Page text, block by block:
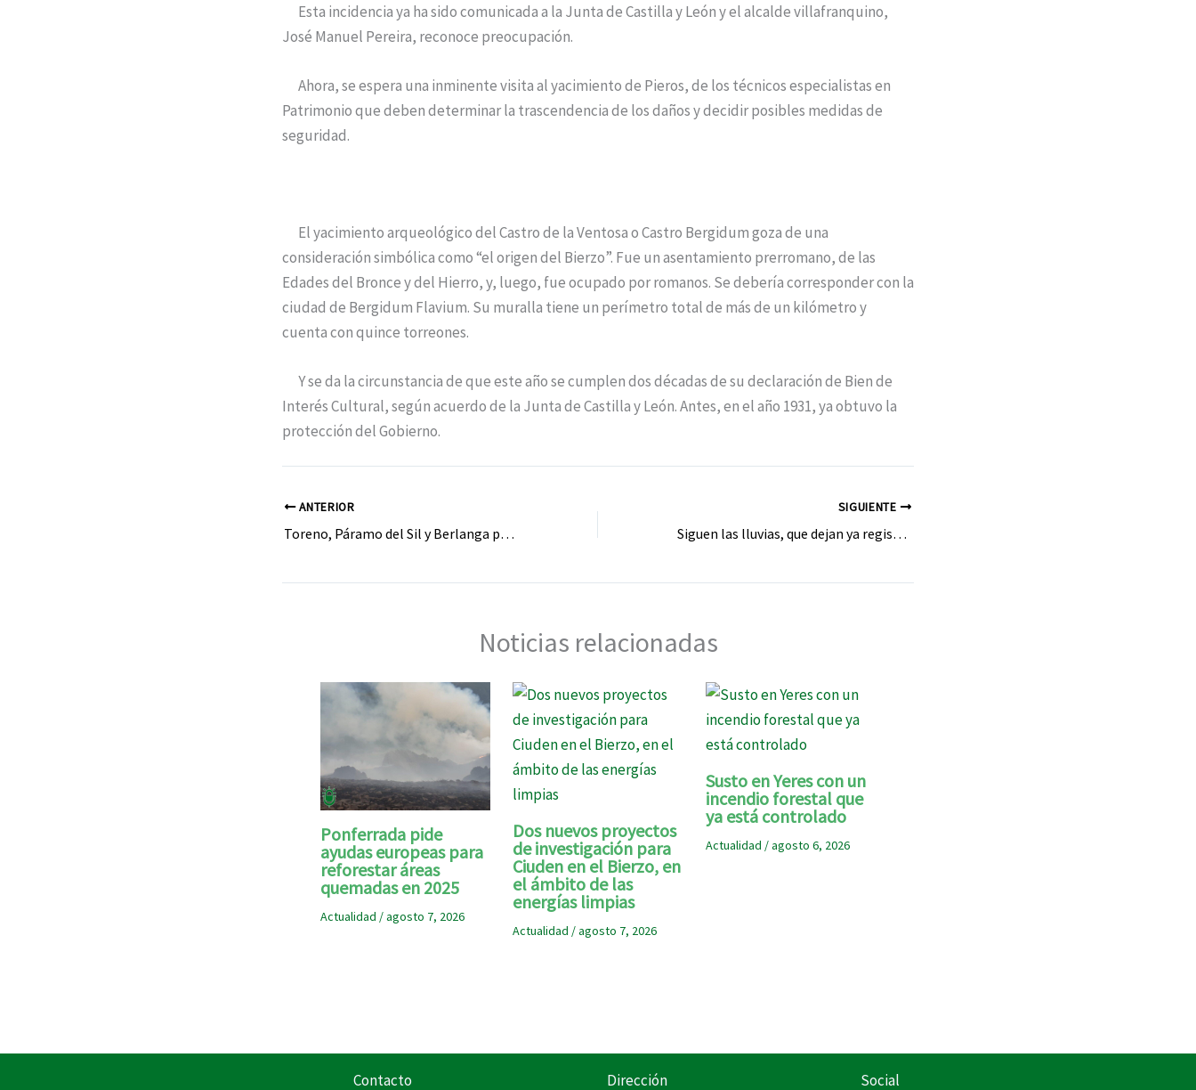
Esta incidencia ya ha sido comunicada a la Junta de Castilla y León y el alcalde villafranquino,
José Manuel Pereira, reconoce preocupación.
Ahora, se espera una inminente visita al yacimiento de Pieros, de los técnicos especialistas en
Patrimonio que deben determinar la trascendencia de los daños y decidir posibles medidas de
seguridad.
El yacimiento arqueológico del Castro de la Ventosa o Castro Bergidum goza de una
consideración simbólica como “el origen del Bierzo”. Fue un asentamiento prerromano, de las
Edades del Bronce y del Hierro, y, luego, fue ocupado por romanos. Se debería corresponder con la
ciudad de Bergidum Flavium. Su muralla tiene un perímetro total de más de un kilómetro y
cuenta con quince torreones.
Y se da la circunstancia de que este año se cumplen dos décadas de su declaración de Bien de
Interés Cultural, según acuerdo de la Junta de Castilla y León. Antes, en el año 1931, ya obtuvo la
protección del Gobierno.
ANTERIOR
Toreno, Páramo del Sil y Berlanga protestan por la falta de médicos
SIGUIENTE
Siguen las lluvias, que dejan ya registros de 300 litros por metro cuadrado este invierno
Noticias relacionadas
Ponferrada pide
ayudas europeas para
reforestar áreas
quemadas en 2025
Actualidad /agosto 7, 2026
Dos nuevos proyectos
de investigación para
Ciuden en el Bierzo, en
el ámbito de las
energías limpias
Actualidad /agosto 7, 2026
Susto en Yeres con un
incendio forestal que
ya está controlado
Actualidad /agosto 6, 2026
Contacto Dirección Social